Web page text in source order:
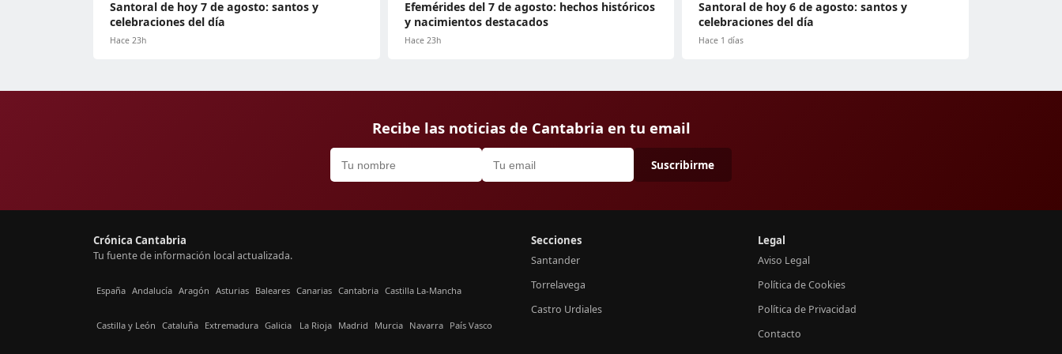
Santoral de hoy 7 de agosto: santos y
celebraciones del día
Hace 23h
Efemérides del 7 de agosto: hechos históricos
y nacimientos destacados
Hace 23h
Santoral de hoy 6 de agosto: santos y
celebraciones del día
Hace 1 días
Recibe las noticias de Cantabria en tu email
Suscribirme
Crónica Cantabria
Tu fuente de información local actualizada.
España Andalucía Aragón Asturias Baleares Canarias Cantabria Castilla La-Mancha
Castilla y León Cataluña Extremadura Galicia La Rioja Madrid Murcia Navarra País Vasco
Secciones
Santander
Torrelavega
Castro Urdiales
Legal
Aviso Legal
Política de Cookies
Política de Privacidad
Contacto